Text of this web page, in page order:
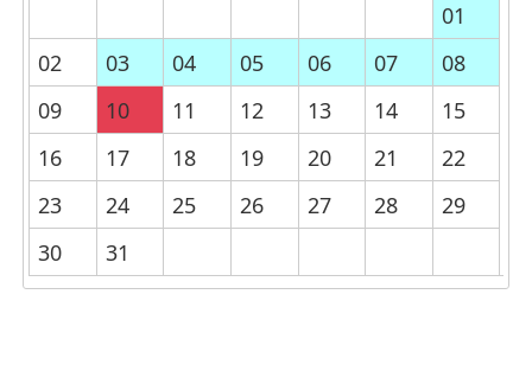
01
02
03 04 05 06 07
08
09
10 11 12 13 14
15
16
17 18 19 20 21
22
23
24 25 26 27 28
29
30
31